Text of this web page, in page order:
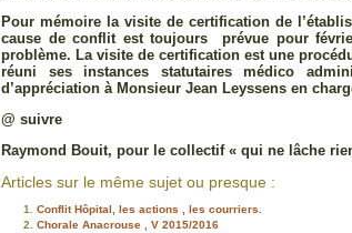
Pour mémoire la visite de certification de
cause de conflit est toujours prévue pour
problème. La visite de certification est une
réuni ses instances statutaires médico
d’appréciation à Monsieur Jean Leyssens en
@ suivre
Raymond Bouit, pour le collectif « qui ne lâche
Articles sur le même sujet ou presque :
Conflit Hôpital, les actions , les courriers.
Chorale Anacrouse , V 2015/2016